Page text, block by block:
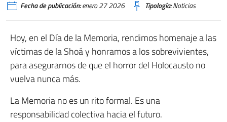
Fecha de publicación:enero 27 2026 Tipología:Noticias
Hoy, en el Día de la Memoria, rendimos homenaje a las
víctimas de la Shoá y honramos a los sobrevivientes,
para asegurarnos de que el horror del Holocausto no
vuelva nunca más.
La Memoria no es un rito formal. Es una
responsabilidad colectiva hacia el futuro.